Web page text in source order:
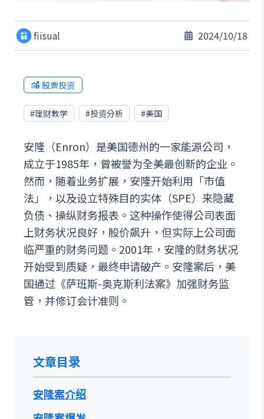
fiisual 2024/10/18
股票投资
#理财教学 #投资分析 #美国
安隆（Enron）是美国德州的一家能源公司，
成立于1985年，曾被誉为全美最创新的企业。
然而，随着业务扩展，安隆开始利用「市值
法」，以及设立特殊目的实体（SPE）来隐藏
负债、操纵财务报表。这种操作使得公司表面
上财务状况良好，股价飙升，但实际上公司面
临严重的财务问题。2001年，安隆的财务状况
开始受到质疑，最终申请破产。安隆案后，美
国通过《萨班斯-奥克斯利法案》加强财务监
管，并修订会计准则。
文章目录
安隆案介绍